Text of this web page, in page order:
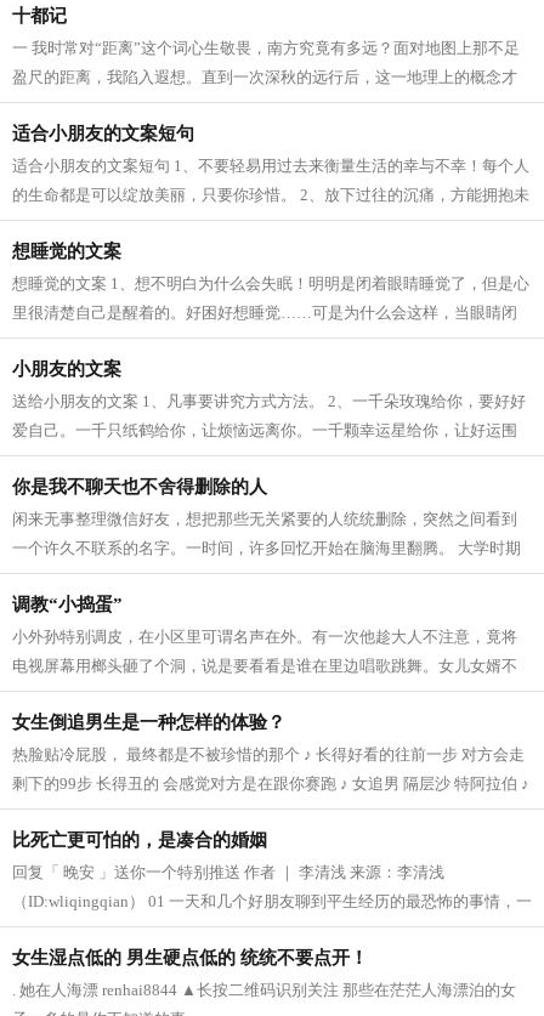
十都记
一 我时常对“距离”这个词心生敬畏，南方究竟有多远？面对地图上那不足
盈尺的距离，我陷入遐想。直到一次深秋的远行后，这一地理上的概念才
被彻底颠覆。从辽阔的华北平原到“...
适合小朋友的文案短句
适合小朋友的文案短句 1、不要轻易用过去来衡量生活的幸与不幸！每个人
的生命都是可以绽放美丽，只要你珍惜。 2、放下过往的沉痛，方能拥抱未
来的精彩。 3、没有坚定不移的信心...
想睡觉的文案
想睡觉的文案 1、想不明白为什么会失眠！明明是闭着眼睛睡觉了，但是心
里很清楚自己是醒着的。好困好想睡觉……可是为什么会这样，当眼睛闭
上的时候就是睡不着？真的好难受，...
小朋友的文案
送给小朋友的文案 1、凡事要讲究方式方法。 2、一千朵玫瑰给你，要好好
爱自己。一千只纸鹤给你，让烦恼远离你。一千颗幸运星给你，让好运围
绕着你。一千枚开心果给你，让好心情...
你是我不聊天也不舍得删除的人
闲来无事整理微信好友，想把那些无关紧要的人统统删除，突然之间看到
一个许久不联系的名字。一时间，许多回忆开始在脑海里翻腾。 大学时期
我们最要好，一起去过很远的地方旅行...
调教“小捣蛋”
小外孙特别调皮，在小区里可谓名声在外。有一次他趁大人不注意，竟将
电视屏幕用榔头砸了个洞，说是要看看是谁在里边唱歌跳舞。女儿女婿不
是不管，只是苦于没有好办法，虽然常...
女生倒追男生是一种怎样的体验？
热脸贴冷屁股， 最终都是不被珍惜的那个 ♪ 长得好看的往前一步 对方会走
剩下的99步 长得丑的 会感觉对方是在跟你赛跑 ♪ 女追男 隔层沙 特阿拉伯 ♪
感觉自己的所有魅力都消失了...
比死亡更可怕的，是凑合的婚姻
回复「 晚安 」送你一个特别推送 作者 ｜ 李清浅 来源：李清浅
（ID:wliqingqian） 01 一天和几个好朋友聊到平生经历的最恐怖的事情，一
个朋友突然说，是凑合的婚姻。她说完，我们都怔...
女生湿点低的 男生硬点低的 统统不要点开！
. 她在人海漂 renhai8844 ▲长按二维码识别关注 那些在茫茫人海漂泊的女